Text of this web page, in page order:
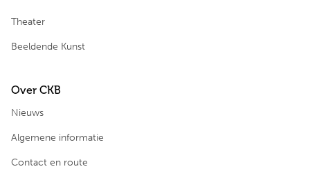
Theater
Beeldende Kunst
Over CKB
Nieuws
Algemene informatie
Contact en route